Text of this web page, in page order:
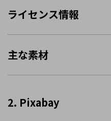
ライセンス情報
主な素材
2. Pixabay